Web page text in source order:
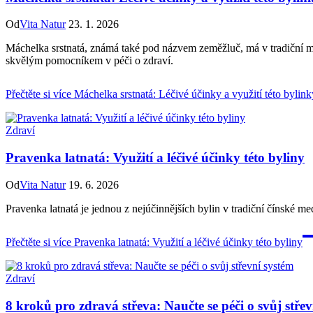
OdVita Natur 23. 1. 2026
Máchelka srstnatá, známá také pod názvem zeměžluč, má v
skvělým pomocníkem v péči o zdraví.
Přečtěte si více Máchelka srstnatá: Léčivé účinky a využití této
Zdraví
Pravenka latnatá: Využití a léčivé účinky této byliny
OdVita Natur 19. 6. 2026
Pravenka latnatá je jednou z nejúčinnějších bylin v tradiční čínské
Přečtěte si více Pravenka latnatá: Využití a léčivé účinky této byliny
Zdraví
8 kroků pro zdravá střeva: Naučte se péči o svůj